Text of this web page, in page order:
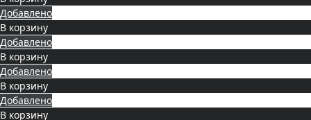
Добавлено
В корзину
Добавлено
В корзину
Добавлено
В корзину
Добавлено
В корзину